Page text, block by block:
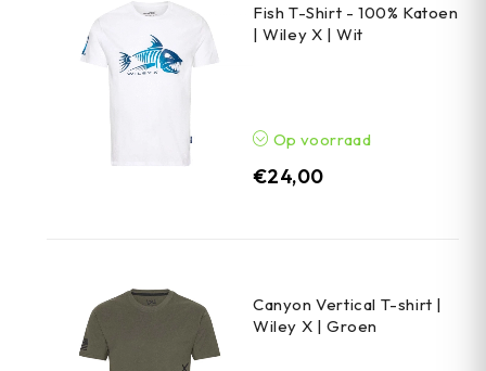
Fish T-Shirt - 100% Katoen
| Wiley X | Wit
Op voorraad
€24,00
Canyon Vertical T-shirt |
Wiley X | Groen